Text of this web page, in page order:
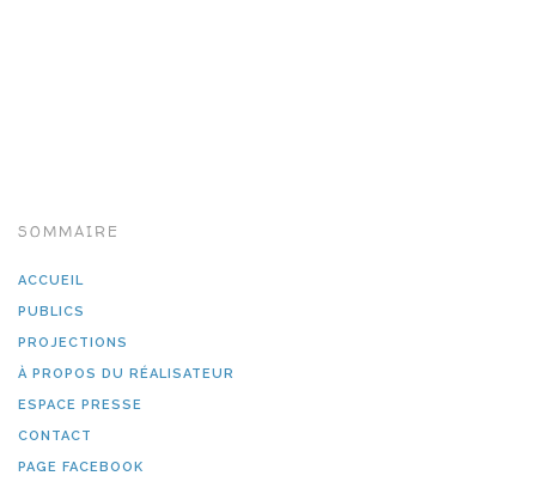
SOMMAIRE
ACCUEIL
PUBLICS
PROJECTIONS
À PROPOS DU RÉALISATEUR
ESPACE PRESSE
CONTACT
PAGE FACEBOOK